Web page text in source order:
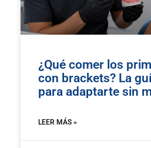
¿Qué comer los
con brackets? La
para adaptarte sin
LEER MÁS »